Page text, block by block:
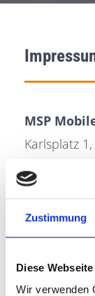
Zustimmung
Diese
Wir verwenden
MSP
Karlsplatz
80335
Telefon:
Mobil: 0178
Fax: 089
E-Mail: